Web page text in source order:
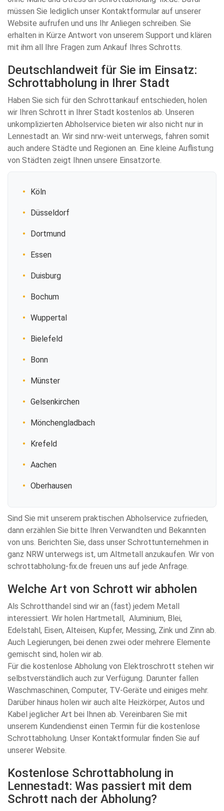
müssen Sie lediglich unser Kontaktformular auf unserer
Website aufrufen und uns Ihr Anliegen schreiben. Sie
erhalten in Kürze Antwort von unserem Support und klären
mit ihm all Ihre Fragen zum Ankauf Ihres Schrotts.
Deutschlandweit für Sie im Einsatz:
Schrottabholung in Ihrer Stadt
Haben Sie sich für den Schrottankauf entschieden, holen
wir Ihren Schrott in Ihrer Stadt kostenlos ab. Unseren
unkomplizierten Abholservice bieten wir also nicht nur in
Lennestadt an. Wir sind nrw-weit unterwegs, fahren somit
auch andere Städte und Regionen an. Eine kleine Auflistung
von Städten zeigt Ihnen unsere Einsatzorte.
Köln
Düsseldorf
Dortmund
Essen
Duisburg
Bochum
Wuppertal
Bielefeld
Bonn
Münster
Gelsenkirchen
Mönchengladbach
Krefeld
Aachen
Oberhausen
Sind Sie mit unserem praktischen Abholservice zufrieden,
dann erzählen Sie bitte Ihren Verwandten und Bekannten
von uns. Berichten Sie, dass unser Schrottunternehmen in
ganz NRW unterwegs ist, um Altmetall anzukaufen. Wir von
schrottabholung-fix.de freuen uns auf jede Anfrage.
Welche Art von Schrott wir abholen
Als Schrotthandel sind wir an (fast) jedem Metall
interessiert. Wir holen Hartmetall, Aluminium, Blei,
Edelstahl, Eisen, Alteisen, Kupfer, Messing, Zink und Zinn ab.
Auch Legierungen, bei denen zwei oder mehrere Elemente
gemischt sind, holen wir ab.
Für die kostenlose Abholung von Elektroschrott stehen wir
selbstverständlich auch zur Verfügung. Darunter fallen
Waschmaschinen, Computer, TV-Geräte und einiges mehr.
Darüber hinaus holen wir auch alte Heizkörper, Autos und
Kabel jeglicher Art bei Ihnen ab. Vereinbaren Sie mit
unserem Kundendienst einen Termin für die kostenlose
Schrottabholung. Unser Kontaktformular finden Sie auf
unserer Website.
Kostenlose Schrottabholung in
Lennestadt: Was passiert mit dem
Schrott nach der Abholung?